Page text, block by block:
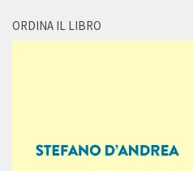
ORDINA IL LIBRO